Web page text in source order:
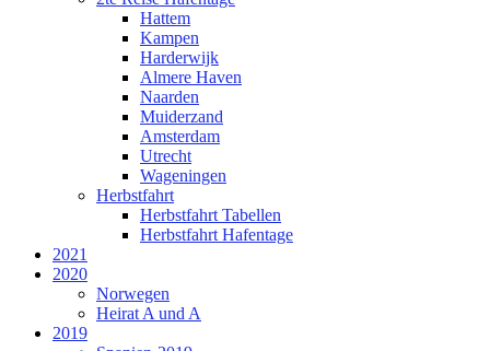
Hattem
Kampen
Harderwijk
Almere Haven
Naarden
Muiderzand
Amsterdam
Utrecht
Wageningen
Herbstfahrt
Herbstfahrt Tabellen
Herbstfahrt Hafentage
2021
2020
Norwegen
Heirat A und A
2019